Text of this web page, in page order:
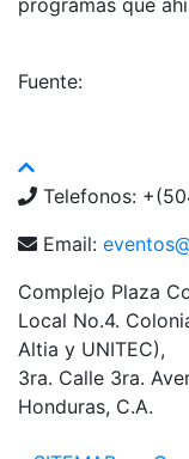
programas que
Fuente:
Telefonos:
Email:
Complejo Plaza
Local No.4.
Altia y UNITEC),
3ra. Calle 3ra.
Honduras, C.A.